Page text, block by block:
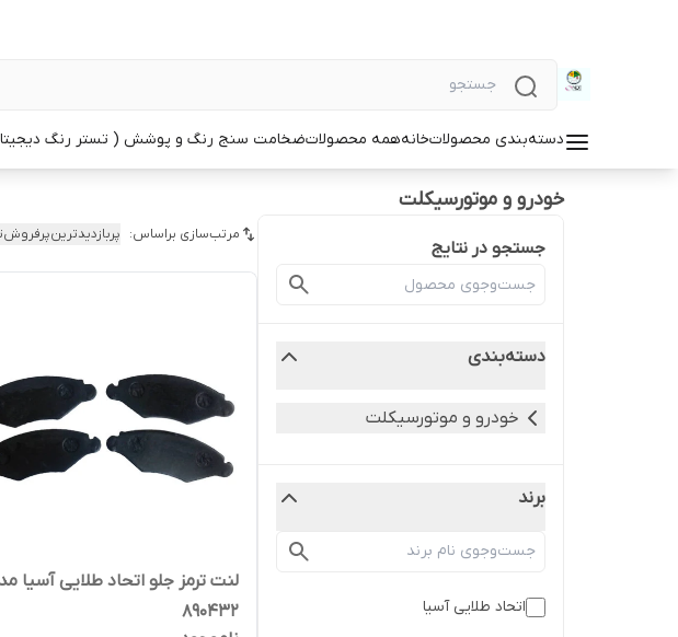
دسته‌بندی محصولاتخانههمه محصولاتضخامت سنج رنگ و پوشش ( تستر رنگ
خودرو و موتورسیکلت
جستجو در نتایج
دسته‌بندی
خودرو و موتورسیکلت
برند
اتحاد طلایی آسیا
مرتب‌سازی براساس: پربازدیدترین
لنت ترمز جلو اتحاد طلایی آسیا
890432